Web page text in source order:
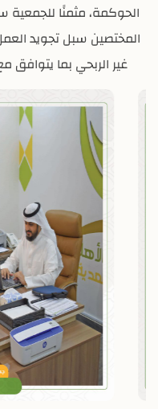
الحوكمة، مثمنًا
المختصين سبل تجويد
غير الربحي بما يتوافق